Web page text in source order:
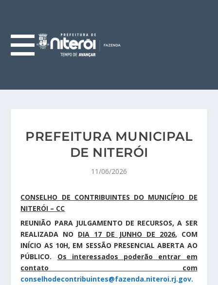
PREFEITURA MUNICIPAL
DE NITERÓI
11/06/2026
CONSELHO DE CONTRIBUINTES DO MUNICÍPIO DE
NITERÓI – CC
REUNIÃO PARA JULGAMENTO DE RECURSOS, A SER
REALIZADA NO DIA 17 DE JUNHO DE 2026, COM
INÍCIO AS 10H, EM SESSÃO PRESENCIAL ABERTA AO
PÚBLICO. Os interessados poderão entrar em
contato com
conselhodecontribuintes@fazenda.niteroi.rj.gov.